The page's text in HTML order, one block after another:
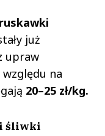
już
upraw
na
20–25 zł/kg.
i śliwki